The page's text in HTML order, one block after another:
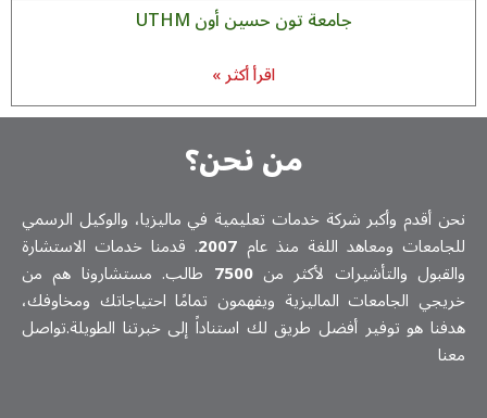
جامعة تون حسين أون UTHM
اقرأ أكثر »
من نحن؟
نحن أقدم وأكبر شركة خدمات تعلیمیة في ماليزيا، والوكيل الرسمي
للجامعات ومعاهد اللغة منذ عام2007. قدمنا خدمات الاستشارة
والقبول والتأشيرات لأكثر من7500طالب. مستشارونا هم من
خريجي الجامعات الماليزية ويفهمون تمامًا احتياجاتك ومخاوفك،
هدفنا هو توفير أفضل طريق لك استناداً إلى خبرتنا الطويلة.تواصل
معنا